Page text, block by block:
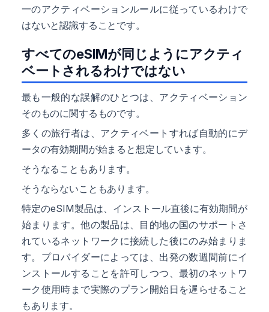
一のアクティベーションルールに従っているわけで
はないと認識することです。
すべてのeSIMが同じようにアクティ
ベートされるわけではない
最も一般的な誤解のひとつは、アクティベーション
そのものに関するものです。
多くの旅行者は、アクティベートすれば自動的にデ
ータの有効期間が始まると想定しています。
そうなることもあります。
そうならないこともあります。
特定のeSIM製品は、インストール直後に有効期間が
始まります。他の製品は、目的地の国のサポートさ
れているネットワークに接続した後にのみ始まりま
す。プロバイダーによっては、出発の数週間前にイ
ンストールすることを許可しつつ、最初のネットワ
ーク使用時まで実際のプラン開始日を遅らせること
もあります。